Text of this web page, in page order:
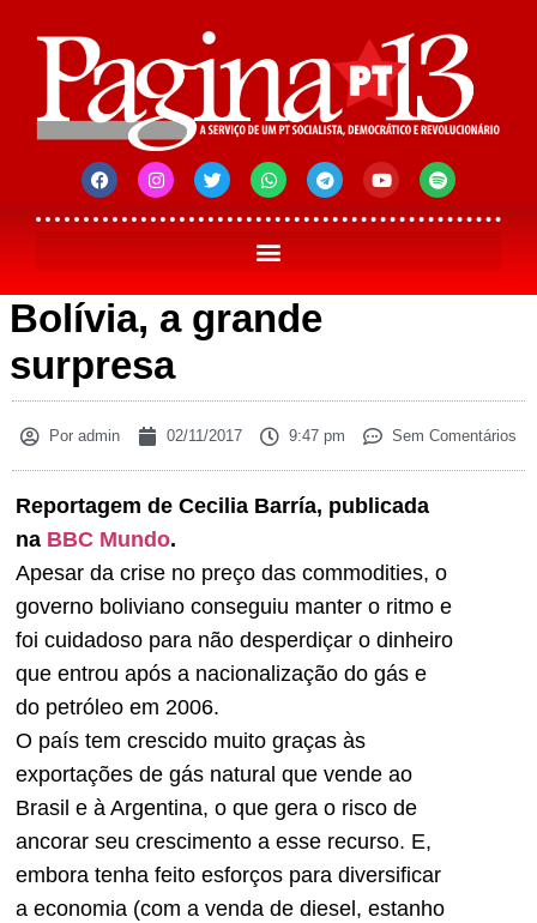
Bolívia, a grande
surpresa
Por admin 02/11/2017 9:47 pm Sem Comentários
Reportagem de Cecilia Barría, publicada
na BBC Mundo.
Apesar da crise no preço das commodities, o
governo boliviano conseguiu manter o ritmo e
foi cuidadoso para não desperdiçar o dinheiro
que entrou após a nacionalização do gás e
do petróleo em 2006.
O país tem crescido muito graças às
exportações de gás natural que vende ao
Brasil e à Argentina, o que gera o risco de
ancorar seu crescimento a esse recurso. E,
embora tenha feito esforços para diversificar
a economia (com a venda de diesel, estanho